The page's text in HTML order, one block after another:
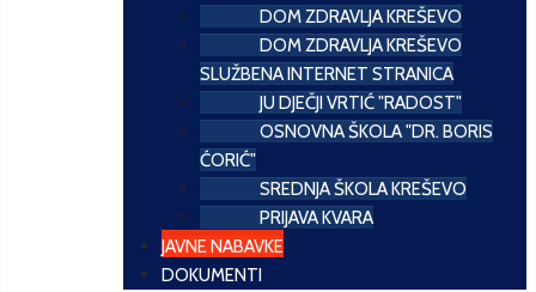
DOM ZDRAVLJA KREŠEVO
DOM ZDRAVLJA KREŠEVO
SLUŽBENA INTERNET STRANICA
JU DJEČJI VRTIĆ "RADOST"
OSNOVNA ŠKOLA "DR. BORIS
ĆORIĆ"
SREDNJA ŠKOLA KREŠEVO
PRIJAVA KVARA
JAVNE NABAVKE
DOKUMENTI